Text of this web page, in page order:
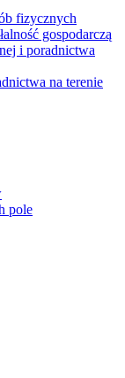
fizycznych
gospodarczą
i poradnictwa
na terenie
pole